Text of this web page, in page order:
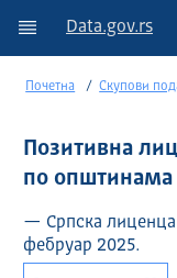
Data.gov.rs
Почетна Скупови
Позитивна
по општинама
— Српска лиценца
фебруар 2025.